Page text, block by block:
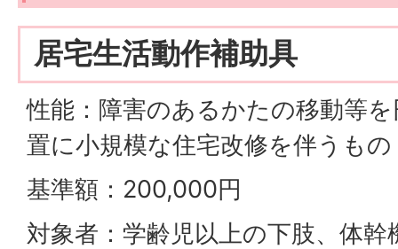
居宅生活動作補助具
性能：障害のあるかたの移動等
置に小規模な住宅改修を伴うもの
基準額：200,000円
対象者：学齢児以上の下肢、体